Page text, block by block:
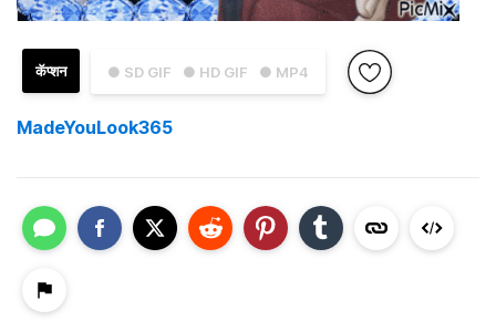
● SD GIF ● HD GIF ● MP4
कॅप्शन
MadeYouLook365